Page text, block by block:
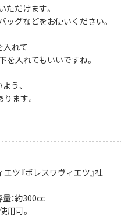
ただけます。
グなどをお使いください。
入れて
入れてもいいですね。
う、
ます。
ツ『ボレスワヴィエツ』社
：約300cc
用可。